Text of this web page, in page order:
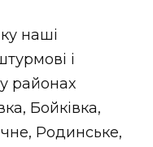
наші
і
районах
Бойківка,
Родинське,